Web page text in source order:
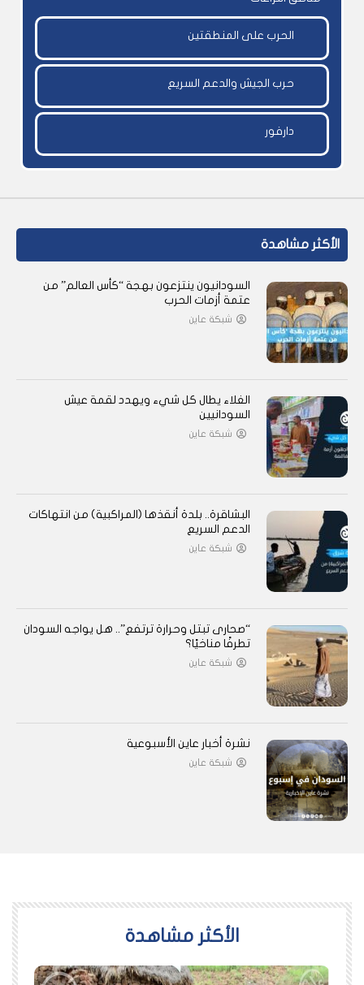
الحرب على المنطقتين
حرب الجيش والدعم السريع
دارفور
الأكثر مشاهدة
السودانيون ينتزعون بهجة “كأس العالم” من
عتمة أزمات الحرب
شبكة عاين
الغلاء يطال كل شيء ويهدد لقمة عيش
السودانيين
شبكة عاين
البشاقرة.. بلدة أنقذها (المراكبية) من انتهاكات
الدعم السريع
شبكة عاين
“صحارى تبتل وحرارة ترتفع”.. هل يواجه السودان
تطرفًا مناخيًا؟
شبكة عاين
نشرة أخبار عاين الأسبوعية
شبكة عاين
اﻷكثر مشاهدة